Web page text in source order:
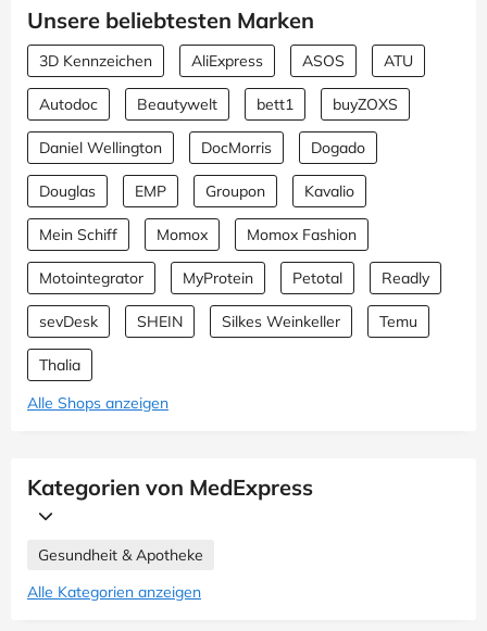
Unsere beliebtesten Marken
3D Kennzeichen AliExpress ASOS ATU
Autodoc Beautywelt bett1 buyZOXS
Daniel Wellington DocMorris Dogado
Douglas EMP Groupon Kavalio
Mein Schiff Momox Momox Fashion
Motointegrator MyProtein Petotal Readly
sevDesk SHEIN Silkes Weinkeller Temu
Thalia
Alle Shops anzeigen
Kategorien von MedExpress
Gesundheit & Apotheke
Alle Kategorien anzeigen